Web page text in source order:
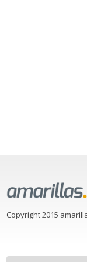
Copyright 2015